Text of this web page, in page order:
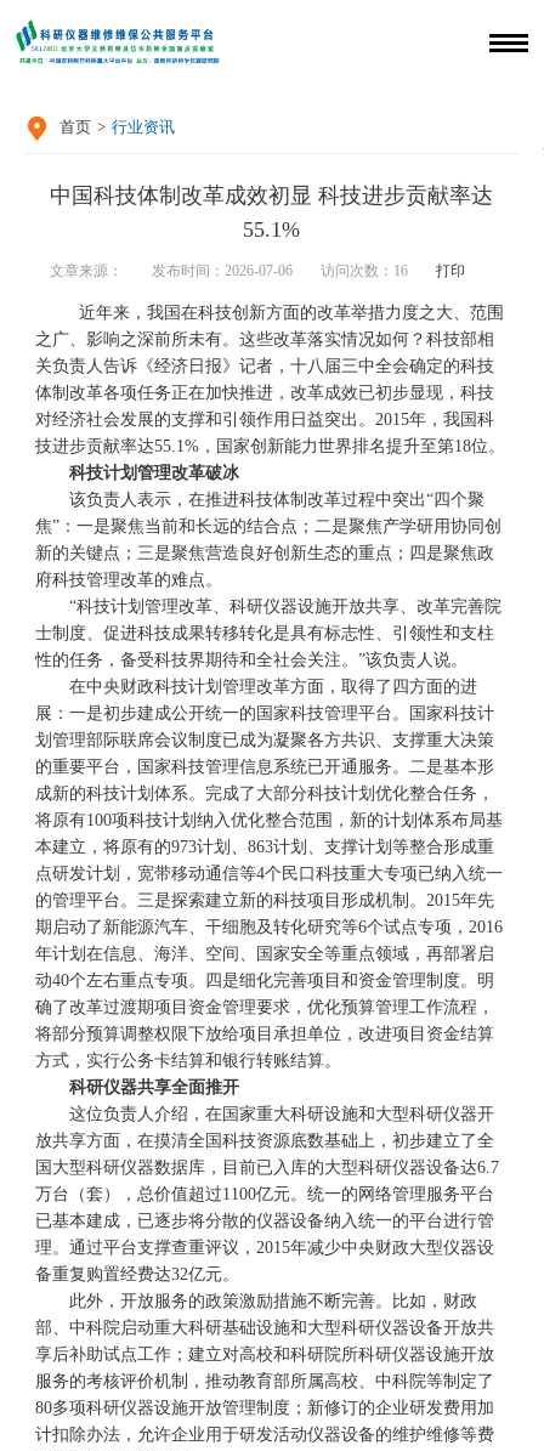
 首页 > 行业资讯
中国科技体制改革成效初显 科技进步贡献率达
55.1%
文章来源： 发布时间：2026-07-06 访问次数： 16 打印
近年来，我国在科技创新方面的改革举措力度之大、范围
之广、影响之深前所未有。这些改革落实情况如何？科技部相
关负责人告诉《经济日报》记者，十八届三中全会确定的科技
体制改革各项任务正在加快推进，改革成效已初步显现，科技
对经济社会发展的支撑和引领作用日益突出。2015年，我国科
技进步贡献率达55.1%，国家创新能力世界排名提升至第18位。
科技计划管理改革破冰
该负责人表示，在推进科技体制改革过程中突出“四个聚
焦”：一是聚焦当前和长远的结合点；二是聚焦产学研用协同创
新的关键点；三是聚焦营造良好创新生态的重点；四是聚焦政
府科技管理改革的难点。
“科技计划管理改革、科研仪器设施开放共享、改革完善院
士制度、促进科技成果转移转化是具有标志性、引领性和支柱
性的任务，备受科技界期待和全社会关注。”该负责人说。
在中央财政科技计划管理改革方面，取得了四方面的进
展：一是初步建成公开统一的国家科技管理平台。国家科技计
划管理部际联席会议制度已成为凝聚各方共识、支撑重大决策
的重要平台，国家科技管理信息系统已开通服务。二是基本形
成新的科技计划体系。完成了大部分科技计划优化整合任务，
将原有100项科技计划纳入优化整合范围，新的计划体系布局基
本建立，将原有的973计划、863计划、支撑计划等整合形成重
点研发计划，宽带移动通信等4个民口科技重大专项已纳入统一
的管理平台。三是探索建立新的科技项目形成机制。2015年先
期启动了新能源汽车、干细胞及转化研究等6个试点专项，2016
年计划在信息、海洋、空间、国家安全等重点领域，再部署启
动40个左右重点专项。四是细化完善项目和资金管理制度。明
确了改革过渡期项目资金管理要求，优化预算管理工作流程，
将部分预算调整权限下放给项目承担单位，改进项目资金结算
方式，实行公务卡结算和银行转账结算。
科研仪器共享全面推开
这位负责人介绍，在国家重大科研设施和大型科研仪器开
放共享方面，在摸清全国科技资源底数基础上，初步建立了全
国大型科研仪器数据库，目前已入库的大型科研仪器设备达6.7
万台（套），总价值超过1100亿元。统一的网络管理服务平台
已基本建成，已逐步将分散的仪器设备纳入统一的平台进行管
理。通过平台支撑查重评议，2015年减少中央财政大型仪器设
备重复购置经费达32亿元。
此外，开放服务的政策激励措施不断完善。比如，财政
部、中科院启动重大科研基础设施和大型科研仪器设备开放共
享后补助试点工作；建立对高校和科研院所科研仪器设施开放
服务的考核评价机制，推动教育部所属高校、中科院等制定了
80多项科研仪器设施开放管理制度；新修订的企业研发费用加
计扣除办法，允许企业用于研发活动仪器设备的维护维修等费